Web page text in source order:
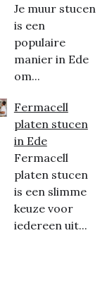
Je muur stucen
is een
populaire
manier in Ede
om...
Fermacell
platen stucen
in Ede
Fermacell
platen stucen
is een slimme
keuze voor
iedereen uit...